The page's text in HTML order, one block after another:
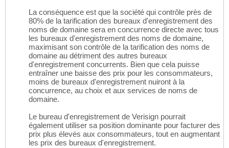
La conséquence est que la société qui contrôle près de
80% de la tarification des bureaux d'enregistrement des
noms de domaine sera en concurrence directe avec tous
les bureaux d'enregistrement des noms de domaine,
maximisant son contrôle de la tarification des noms de
domaine au détriment des autres bureaux
d'enregistrement concurrents. Bien que cela puisse
entraîner une baisse des prix pour les consommateurs,
moins de bureaux d'enregistrement nuiront à la
concurrence, au choix et aux services de noms de
domaine.
Le bureau d'enregistrement de Verisign pourrait
également utiliser sa position dominante pour facturer des
prix plus élevés aux consommateurs, tout en augmentant
les prix des bureaux d'enregistrement.